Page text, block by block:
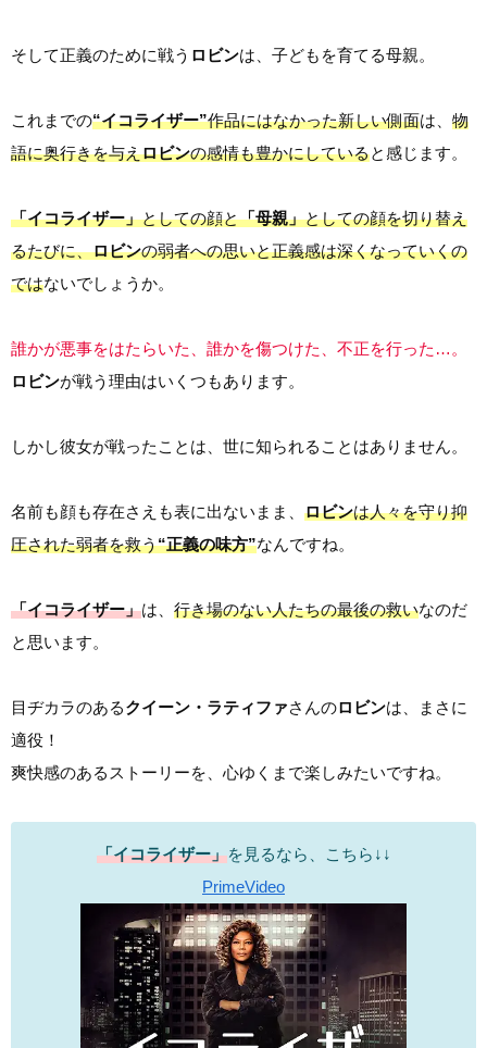
そして正義のために戦う ロビンは、子どもを育てる母親。
これまでの“イコライザー”作品にはなかった新しい側面は、 物
語に奥行きを与えロビンの感情も豊かにしていると感じます。
「イコライザー」としての顔と「母親」としての顔を切り替え
るたびに、ロビンの弱者への思いと正義感は深くなっていくの
ではないでしょうか。
誰かが悪事をはたらいた、誰かを傷つけた、不正を行った…。
ロビンが戦う理由はいくつもあります。
しかし彼女が戦ったことは、世に知られることはありません。
名前も顔も存在さえも表に出ないまま、 ロビンは人々を守り抑
圧された弱者を救う“正義の味方”なんですね。
「イコライザー」は、 行き場のない人たちの最後の救いなのだ
と思います。
目ヂカラのあるクイーン・ラティファさんのロビンは、まさに
適役！
爽快感のあるストーリーを、心ゆくまで楽しみたいですね。
「イコライザー」を見るなら、こちら↓↓
PrimeVideo